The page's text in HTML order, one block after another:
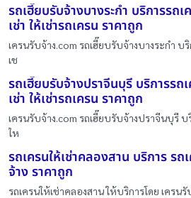
รถเฮี๊ยบรับจ้างบางระกำ บริการรถเ
เช่า ให้เช่ารถเครน ราคาถูก
เครนรับจ้าง.com รถเฮี๊ยบรับจ้างบางระกำ บ
เช
รถเฮี๊ยบรับจ้างปราจีนบุรี บริการรถ
เช่า ให้เช่ารถเครน ราคาถูก
เครนรับจ้าง.com รถเฮี๊ยบรับจ้างปราจีนบุรี บ
ให
รถเครนให้เช่าคลองสาน บริการ รถ
จ้าง ราคาถูก
รถเครนให้เช่าคลองสาน ให้บริการโดย เครน